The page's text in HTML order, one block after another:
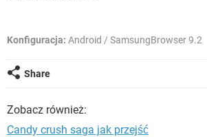
Konfiguracja: Android / SamsungBrowser 9.2
Share
Zobacz również:
Candy crush saga jak przejść